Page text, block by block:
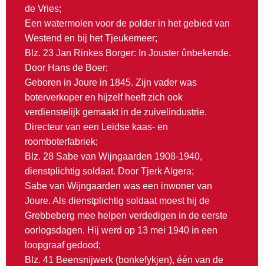
de Vries;
Een watermolen voor de polder in het gebied van
Westend en bij het Tjeukemeer;
Blz. 23 Jan Rinkes Borger: In Jouster ûnbekende.
Door Hans de Boer;
Geboren in Joure in 1845. Zijn vader was
boterverkoper en hijzelf heeft zich ook
verdienstelijk gemaakt in de zuivelindustrie.
Directeur van een Leidse kaas- en
roomboterfabriek;
Blz. 28 Sabe van Wijngaarden 1908-1940,
dienstplichtig soldaat. Door Tjerk Algera;
Sabe van Wijngaarden was een inwoner van
Joure. Als dienstplichtig soldaat moest hij de
Grebbeberg mee helpen verdedigen in de eerste
oorlogsdagen. Hij werd op 13 mei 1940 in een
loopgraaf gedood;
Blz. 41 Beensnijwerk (bonkefykjen), één van de